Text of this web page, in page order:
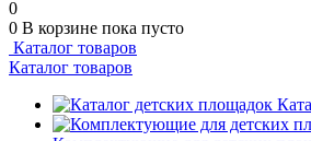
0
0 В корзине пока пусто
Каталог товаров
Каталог товаров